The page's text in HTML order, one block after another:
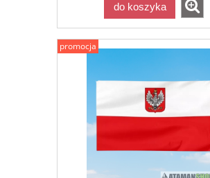
do koszyka
promocja